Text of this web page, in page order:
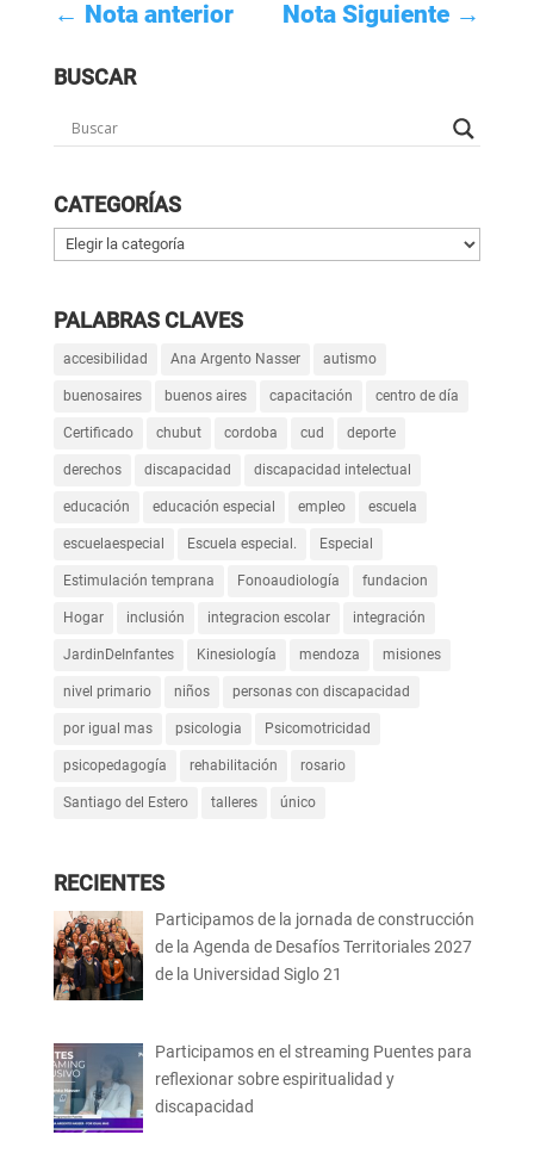
← Nota anterior Nota Siguiente →
BUSCAR
CATEGORÍAS
Categorías
PALABRAS CLAVES
accesibilidad Ana Argento Nasser autismo
buenosaires buenos aires capacitación centro de día
Certificado chubut cordoba cud deporte
derechos discapacidad discapacidad intelectual
educación educación especial empleo escuela
escuelaespecial Escuela especial. Especial
Estimulación temprana Fonoaudiología fundacion
Hogar inclusión integracion escolar integración
JardinDeInfantes Kinesiología mendoza misiones
nivel primario niños personas con discapacidad
por igual mas psicologia Psicomotricidad
psicopedagogía rehabilitación rosario
Santiago del Estero talleres único
RECIENTES
Participamos de la jornada de construcción
de la Agenda de Desafíos Territoriales 2027
de la Universidad Siglo 21
Participamos en el streaming Puentes para
reflexionar sobre espiritualidad y
discapacidad